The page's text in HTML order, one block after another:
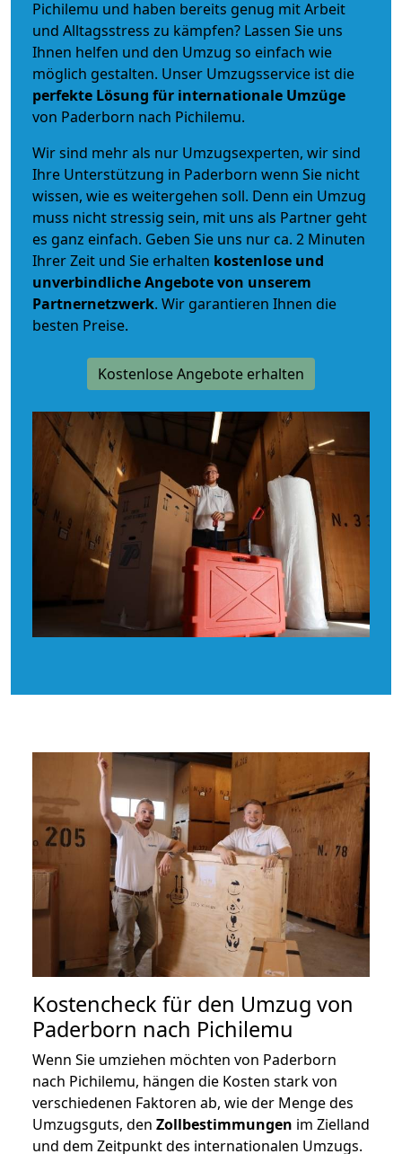
Pichilemu und haben bereits genug mit Arbeit
und Alltagsstress zu kämpfen? Lassen Sie uns
Ihnen helfen und den Umzug so einfach wie
möglich gestalten. Unser Umzugsservice ist die
perfekte Lösung für internationale Umzüge
von Paderborn nach Pichilemu.
Wir sind mehr als nur Umzugsexperten, wir sind
Ihre Unterstützung in Paderborn wenn Sie nicht
wissen, wie es weitergehen soll. Denn ein Umzug
muss nicht stressig sein, mit uns als Partner geht
es ganz einfach. Geben Sie uns nur ca. 2 Minuten
Ihrer Zeit und Sie erhalten kostenlose und
unverbindlicheAngebote von unserem
Partnernetzwerk. Wir garantieren Ihnen die
besten Preise.
Kostenlose Angebote erhalten
Kostencheck für den Umzug von
Paderborn nach Pichilemu
Wenn Sie umziehen möchten von Paderborn
nach Pichilemu, hängen die Kosten stark von
verschiedenen Faktoren ab, wie der Menge des
Umzugsguts, den Zollbestimmungen im Zielland
und dem Zeitpunkt des internationalen Umzugs.